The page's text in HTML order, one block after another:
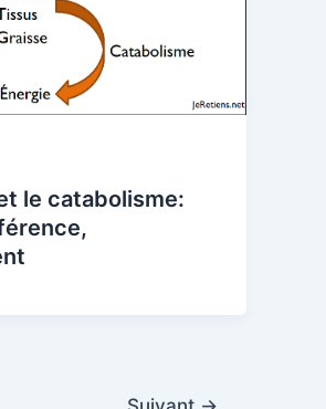
le catabolisme: